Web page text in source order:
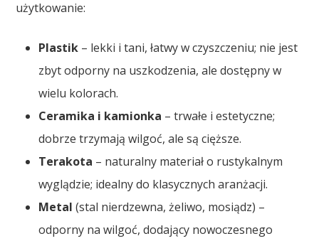
użytkowanie:
Plastik – lekki i tani, łatwy w czyszczeniu; nie jest
zbyt odporny na uszkodzenia, ale dostępny w
wielu kolorach.
Ceramika i kamionka – trwałe i estetyczne;
dobrze trzymają wilgoć, ale są cięższe.
Terakota – naturalny materiał o rustykalnym
wyglądzie; idealny do klasycznych aranżacji.
Metal (stal nierdzewna, żeliwo, mosiądz) –
odporny na wilgoć, dodający nowoczesnego